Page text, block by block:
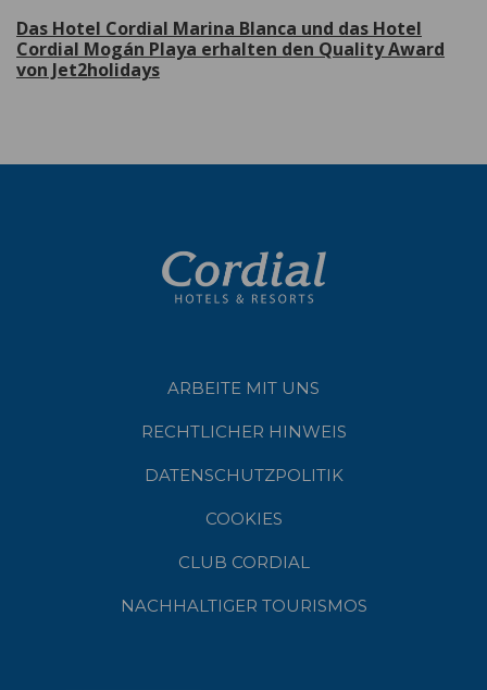
Das Hotel Cordial Marina Blanca und das Hotel
Cordial Mogán Playa erhalten den Quality Award
von Jet2holidays
ARBEITE MIT UNS
RECHTLICHER HINWEIS
DATENSCHUTZPOLITIK
COOKIES
CLUB CORDIAL
NACHHALTIGER TOURISMOS